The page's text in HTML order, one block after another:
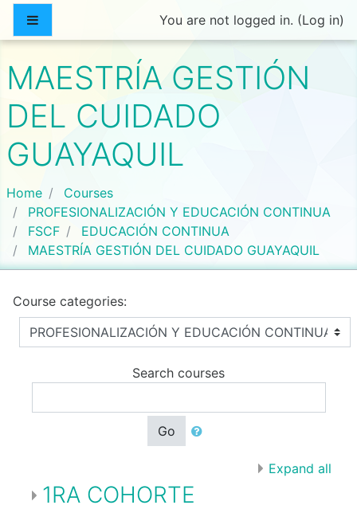
Skip to main content
You are not logged in. (Log in)
MAESTRÍA GESTIÓN
DEL CUIDADO
GUAYAQUIL
Home
Courses
PROFESIONALIZACIÓN Y EDUCACIÓN CONTINUA
FSCF
EDUCACIÓN CONTINUA
MAESTRÍA GESTIÓN DEL CUIDADO GUAYAQUIL
Course categories:
Search courses
Go
Expand all
1RA COHORTE